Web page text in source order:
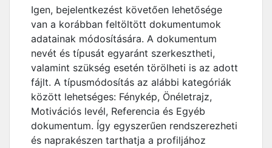
Igen, bejelentkezést követően lehetősége
van a korábban feltöltött dokumentumok
adatainak módosítására. A dokumentum
nevét és típusát egyaránt szerkesztheti,
valamint szükség esetén törölheti is az adott
fájlt. A típusmódosítás az alábbi kategóriák
között lehetséges: Fénykép, Önéletrajz,
Motivációs levél, Referencia és Egyéb
dokumentum. Így egyszerűen rendszerezheti
és naprakészen tarthatja a profiljához